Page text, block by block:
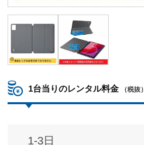
1台当りのレンタル料金 （税抜）
1-3日